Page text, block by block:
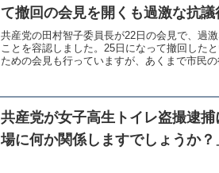
て撤回の会見を開くも過激な抗
共産党の田村智子委員長が22日の会見で、過
ことを容認しました。25日になって撤回した
ための会見も行っていますが、あくまで市民
共産党が女子高生トイレ盗撮逮
場に何か関係しますでしょうか